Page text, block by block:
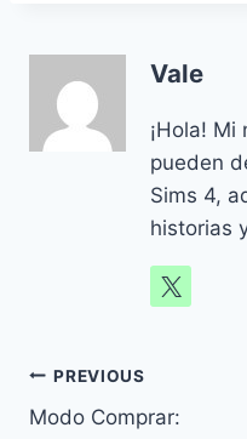
Vale
¡Hola!
pueden
Sims 4,
historias
Navegación
PREVIOUS
Modo Comprar: